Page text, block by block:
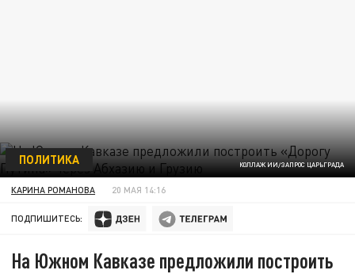
КОЛЛАЖ ИИ/ЗАПРОС ЦАРЬГРАДА
ПОЛИТИКА
КАРИНА РОМАНОВА 20 МАЯ 14:16
ПОДПИШИТЕСЬ:
На Южном Кавказе предложили построить